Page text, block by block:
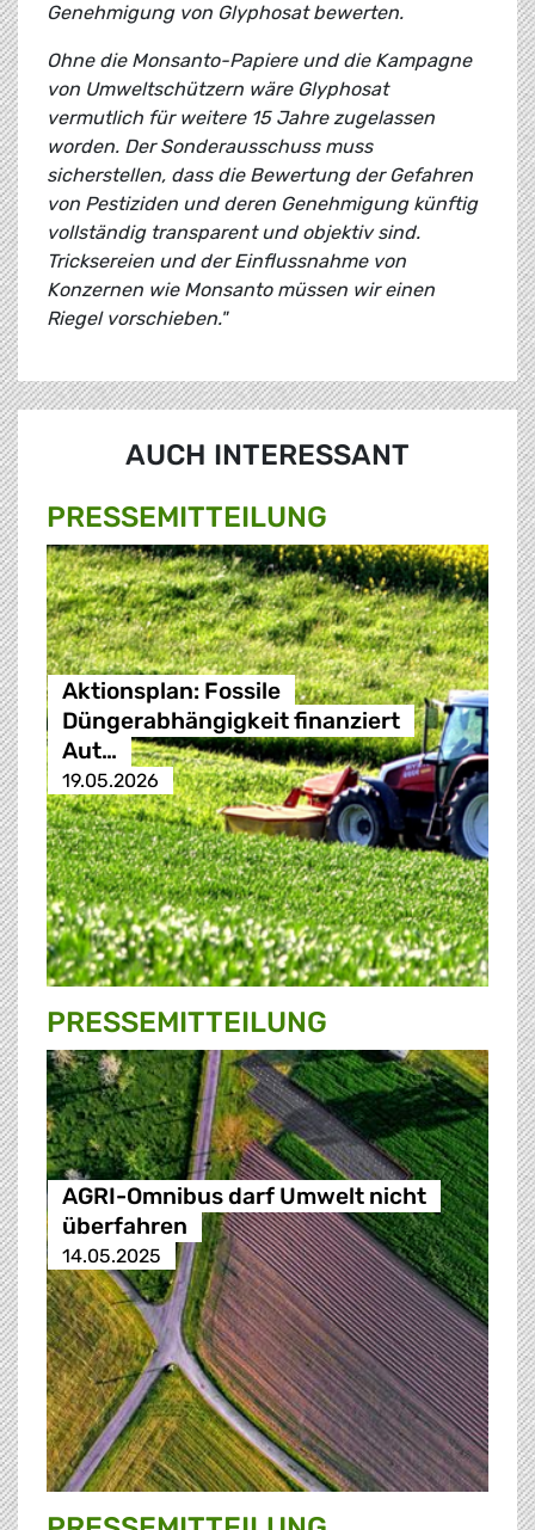
Genehmigung von Glyphosat bewerten.
Ohne die Monsanto-Papiere und die Kampagne
von Umweltschützern wäre Glyphosat
vermutlich für weitere 15 Jahre zugelassen
worden. Der Sonderausschuss muss
sicherstellen, dass die Bewertung der Gefahren
von Pestiziden und deren Genehmigung künftig
vollständig transparent und objektiv sind.
Tricksereien und der Einflussnahme von
Konzernen wie Monsanto müssen wir einen
Riegel vorschieben."
AUCH INTERESSANT
PRESSE­MITTEILUNG
Aktionsplan: Fossile
Düngerabhängigkeit finanziert
Aut…
19.05.2026
PRESSE­MITTEILUNG
AGRI-Omnibus darf Umwelt nicht
überfahren
14.05.2025